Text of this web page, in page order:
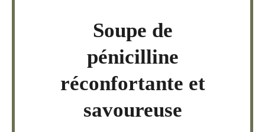
Soupe de
pénicilline
réconfortante et
savoureuse